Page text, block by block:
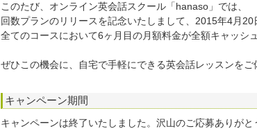
このたび、オンライン英会話スクール「hanaso」では、
回数プランのリリースを記念いたしまして、2015年4月
全てのコースにおいて6ヶ月目の月額料金が全額キャッシ
ぜひこの機会に、自宅で手軽にできる英会話レッスンをご
キャンペーン期間
キャンペーンは終了いたしました。沢山のご応募ありがと